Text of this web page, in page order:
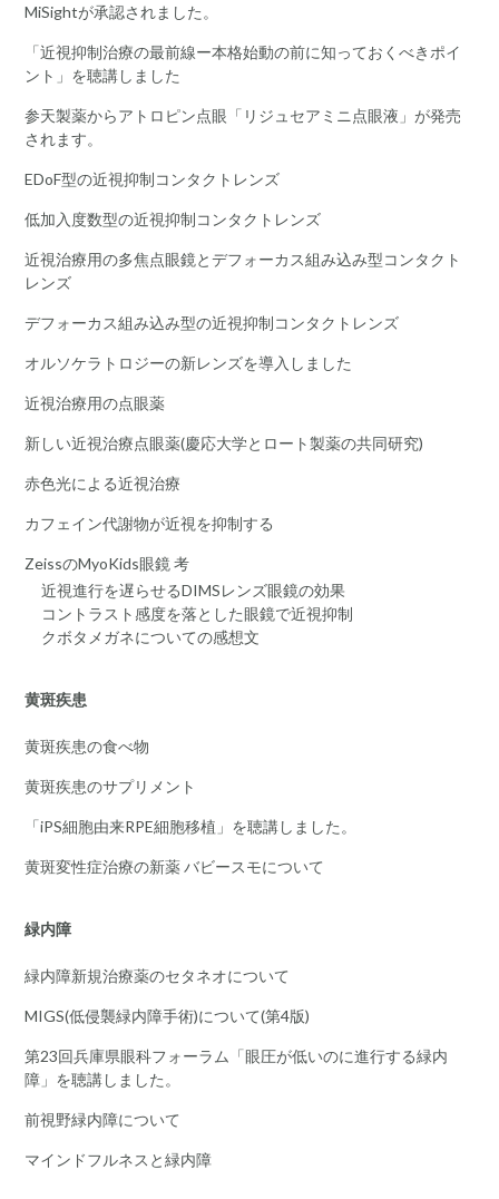
MiSightが承認されました。
「近視抑制治療の最前線ー本格始動の前に知っておくべきポイ
ント」を聴講しました
参天製薬からアトロピン点眼「リジュセアミニ点眼液」が発売
されます。
EDoF型の近視抑制コンタクトレンズ
低加入度数型の近視抑制コンタクトレンズ
近視治療用の多焦点眼鏡とデフォーカス組み込み型コンタクト
レンズ
デフォーカス組み込み型の近視抑制コンタクトレンズ
オルソケラトロジーの新レンズを導入しました
近視治療用の点眼薬
新しい近視治療点眼薬(慶応大学とロート製薬の共同研究)
赤色光による近視治療
カフェイン代謝物が近視を抑制する
ZeissのMyoKids眼鏡 考
近視進行を遅らせるDIMSレンズ眼鏡の効果
コントラスト感度を落とした眼鏡で近視抑制
クボタメガネについての感想文
黄斑疾患
黄斑疾患の食べ物
黄斑疾患のサプリメント
「iPS細胞由来RPE細胞移植」を聴講しました。
黄斑変性症治療の新薬 バビースモについて
緑内障
緑内障新規治療薬のセタネオについて
MIGS(低侵襲緑内障手術)について(第4版)
第23回兵庫県眼科フォーラム「眼圧が低いのに進行する緑内
障」を聴講しました。
前視野緑内障について
マインドフルネスと緑内障